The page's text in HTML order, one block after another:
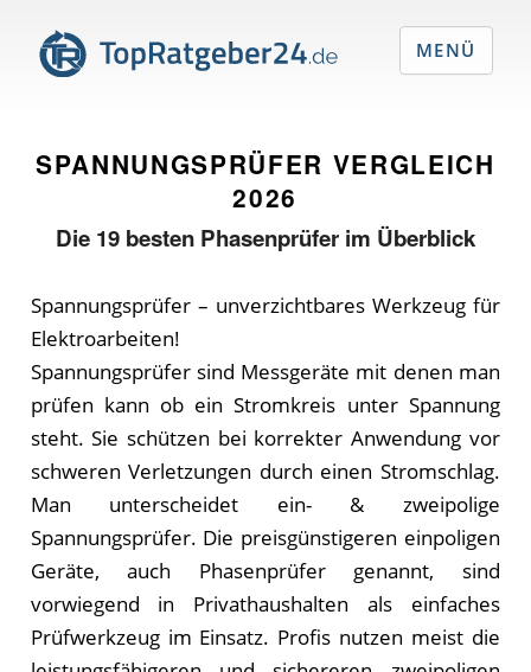
SPANNUNGSPRÜFER VERGLEICH
2026
Die 19 besten Phasenprüfer im Überblick
Spannungsprüfer – unverzichtbares Werkzeug für
Elektroarbeiten!
Spannungsprüfer sind Messgeräte mit denen man
prüfen kann ob ein Stromkreis unter Spannung
steht. Sie schützen bei korrekter Anwendung vor
schweren Verletzungen durch einen Stromschlag.
Man unterscheidet ein- & zweipolige
Spannungsprüfer. Die preisgünstigeren einpoligen
Geräte, auch Phasenprüfer genannt, sind
vorwiegend in Privathaushalten als einfaches
Prüfwerkzeug im Einsatz. Profis nutzen meist die
MENÜ